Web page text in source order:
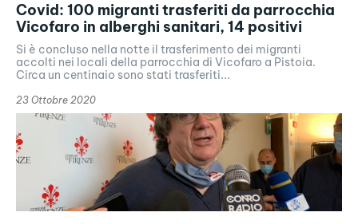
Covid: 100 migranti trasferiti da parrocchia
Vicofaro in alberghi sanitari, 14 positivi
Si è concluso nella notte il trasferimento dei migranti
accolti nei locali della parrocchia di Vicofaro a Pistoia.
Circa un centinaio sono stati trasferiti...
23 Ottobre 2020